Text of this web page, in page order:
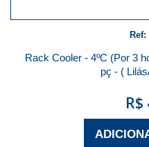
Ref:
Rack Cooler - 4ºC (Por 3
pç - (
R$